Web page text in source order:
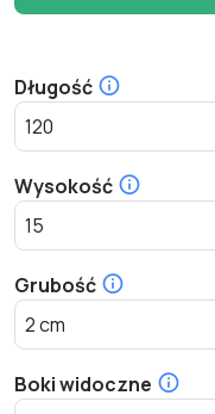
Długość
Wysokość
Grubość
Boki widoczne